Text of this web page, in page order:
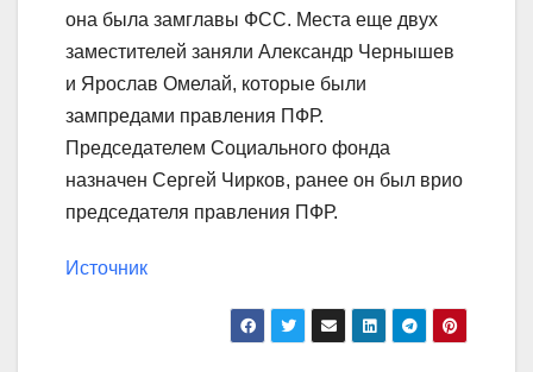
она была замглавы ФСС. Места еще двух
заместителей заняли Александр Чернышев
и Ярослав Омелай, которые были
зампредами правления ПФР.
Председателем Социального фонда
назначен Сергей Чирков, ранее он был врио
председателя правления ПФР.
Источник